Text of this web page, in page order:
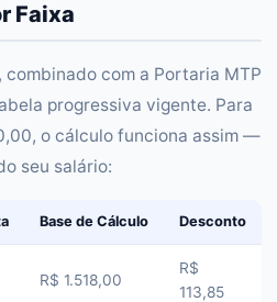
Faixa
combinado com a Portaria MTP
progressiva vigente. Para
o cálculo funciona assim —
seu salário:
Base de Cálculo Desconto
R$ 1.518,00
R$
113,85